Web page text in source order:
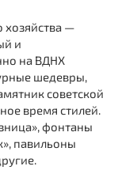
хозяйства —
и
на ВДНХ
шедевры,
советской
время стилей.
фонтаны
павильоны